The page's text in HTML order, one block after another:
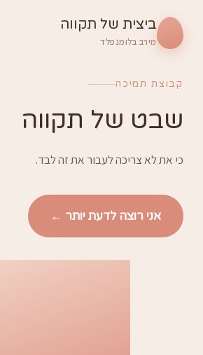
ביצית של תקווה
מירב בלומנפלד
תמיכה
של תקווה
את לא צריכה לעבור את זה לבד.
אני רוצה לדעת יותר ←